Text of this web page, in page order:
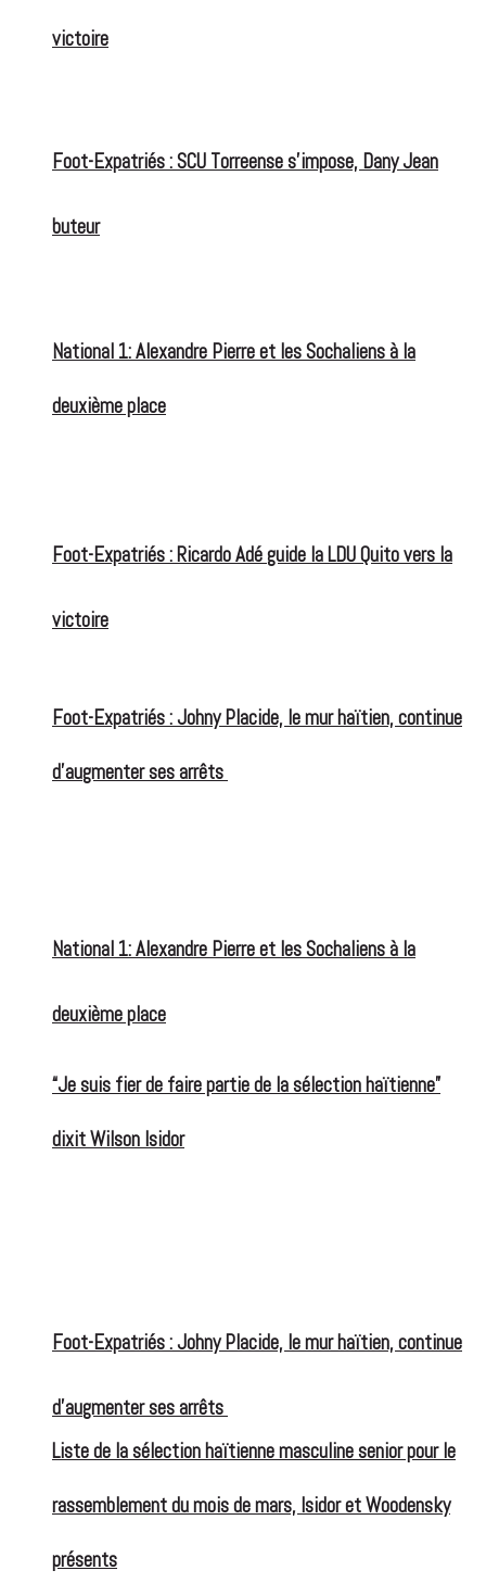
Foot-Expatriés : SCU Torreense s’impose, Dany Jean
buteur
Foot-Expatriés : Ricardo Adé guide la LDU Quito vers la
victoire
National 1: Alexandre Pierre et les Sochaliens à la
deuxième place
Foot-Expatriés : Johny Placide, le mur haïtien, continue
d’augmenter ses arrêts
victoire
National 1: Alexandre Pierre et les Sochaliens à la
deuxième place
Foot-Expatriés : Johny Placide, le mur haïtien, continue
d’augmenter ses arrêts
“Je suis fier de faire partie de la sélection haïtienne”
dixit Wilson Isidor
Liste de la sélection haïtienne masculine senior pour le
rassemblement du mois de mars, Isidor et Woodensky
présents